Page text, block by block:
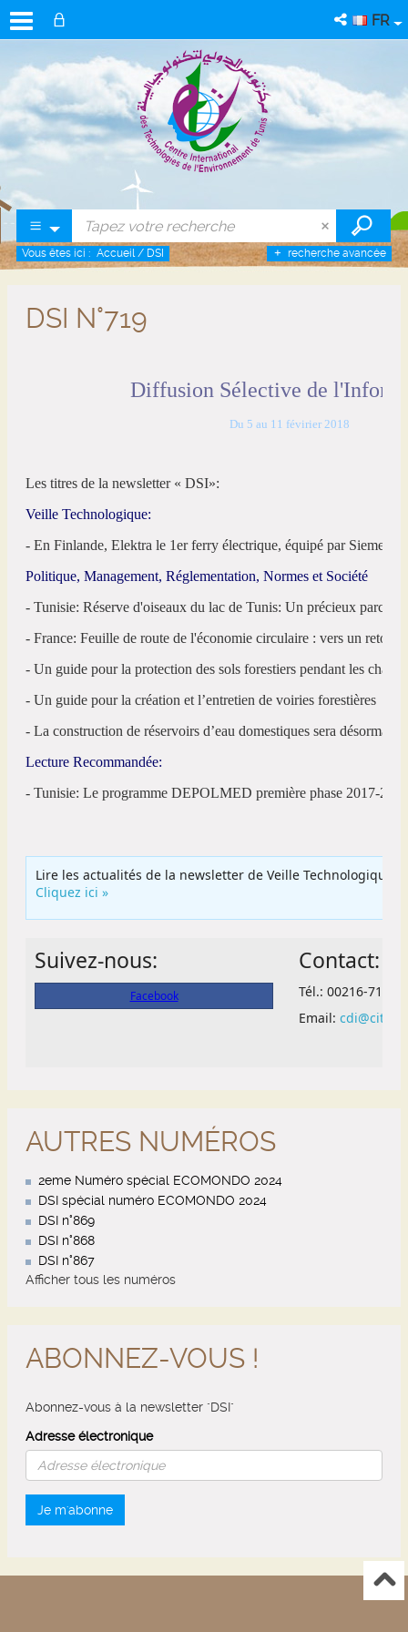
FR
recherche avancée
Vous êtes ici : Accueil / DSI
DSI N°719
AUTRES NUMÉROS
2eme Numéro spécial ECOMONDO 2024
DSI spécial numéro ECOMONDO 2024
DSI n°869
DSI n°868
DSI n°867
Afficher tous les numéros
ABONNEZ-VOUS !
Abonnez-vous à la newsletter "DSI"
Adresse électronique
Je m'abonne